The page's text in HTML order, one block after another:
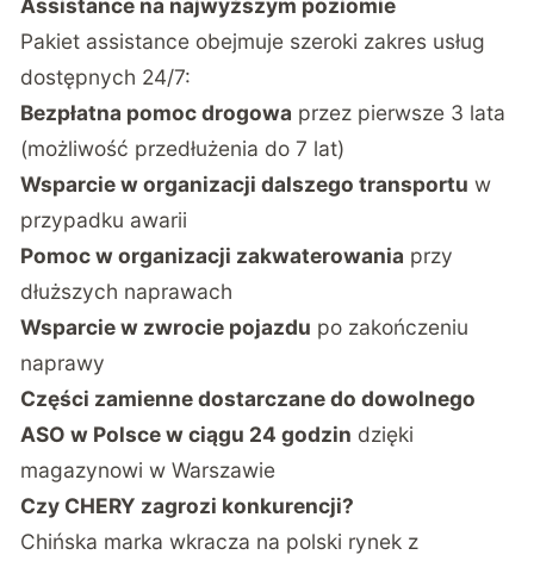
Pakiet assistance obejmuje szeroki zakres usług
dostępnych 24/7:
Bezpłatna pomoc drogowa przez pierwsze 3 lata
(możliwość przedłużenia do 7 lat)
Wsparcie w organizacji dalszego transportu w
przypadku awarii
Pomoc w organizacji zakwaterowania przy
dłuższych naprawach
Wsparcie w zwrocie pojazdu po zakończeniu
naprawy
Części zamienne dostarczane do dowolnego
ASO w Polsce w ciągu 24 godzin dzięki
magazynowi w Warszawie
Czy CHERY zagrozi konkurencji?
Chińska marka wkracza na polski rynek z